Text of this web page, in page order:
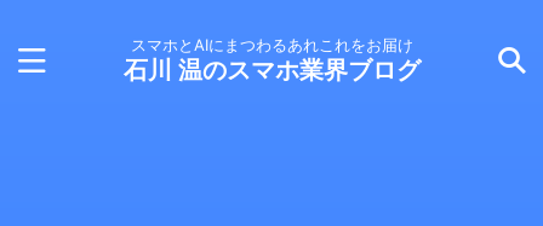
スマホとAIにまつわるあれこれをお届け
石川 温のスマホ業界ブログ